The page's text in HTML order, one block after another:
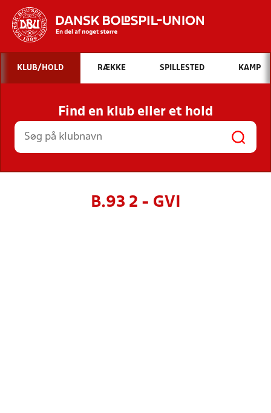
Hvad vil du søge efter?
INDHOLD OG NYHEDER
STILLINGER, RESULTATER, KLUBBER OG
HOLD
KLUB/HOLD RÆKKE SPILLESTED KAMP
Find en klub eller et hold
B.93 2 - GVI